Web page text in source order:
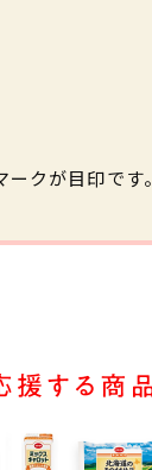
クが目印です。